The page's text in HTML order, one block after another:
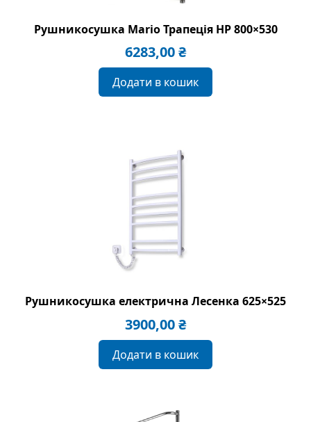
Рушникосушка Mario Трапеція HP 800×530
6283,00₴
Додати в кошик
Рушникосушка електрична Лесенка 625×525
3900,00₴
Додати в кошик